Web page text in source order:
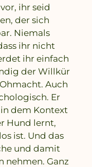
ihr seid
der sich
Niemals
ihr nicht
ihr einfach
der Willkür
Auch
Er
dem Kontext
Hund lernt,
ist. Und das
und damit
nehmen. Ganz